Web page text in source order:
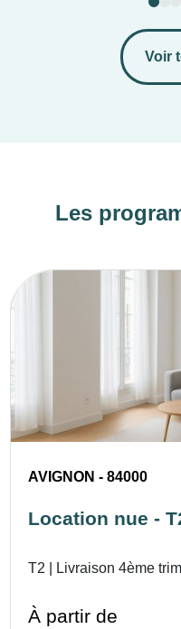
Voir
Les
AVIGNON - 84000
Location nue -
T2 | Livraison 4ème
À partir de